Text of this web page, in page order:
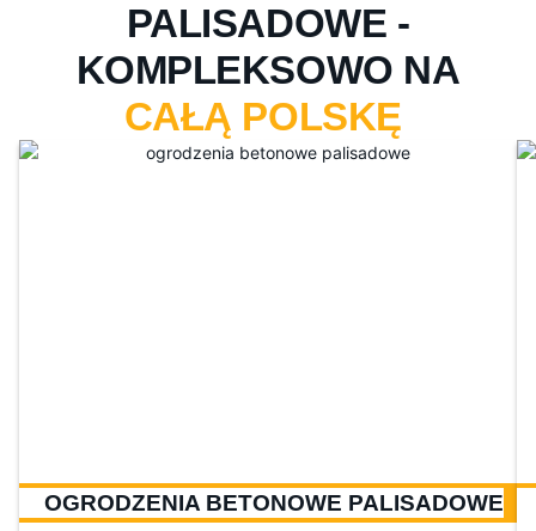
PALISADOWE -
KOMPLEKSOWO NA
CAŁĄ POLSKĘ
OGRODZENIA BETONOWE PALISADOWE